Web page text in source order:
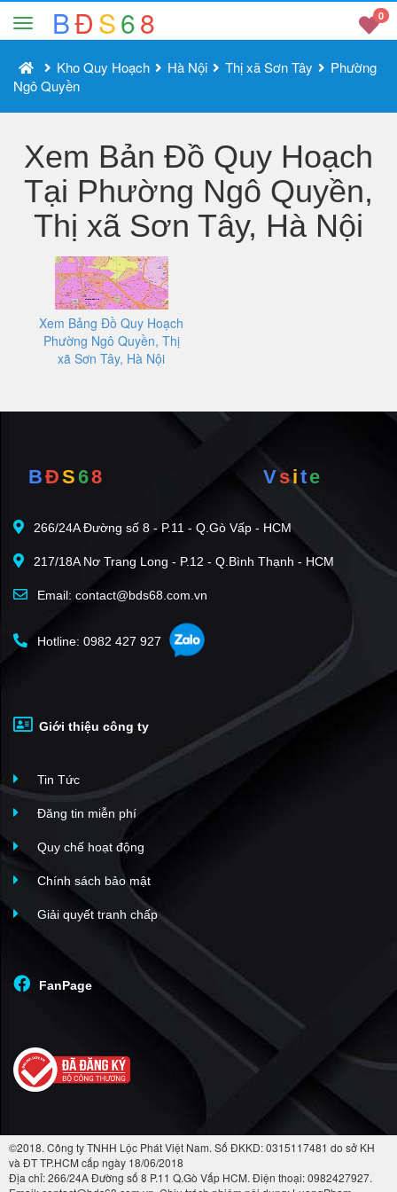
BĐS68 0
Kho Quy Hoạch Hà Nội Thị xã Sơn Tây
Phường
Ngô Quyền
Xem Bản Đồ Quy Hoạch
Tại Phường Ngô Quyền,
Thị xã Sơn Tây, Hà Nội
Xem Bảng Đồ Quy Hoạch
Phường Ngô Quyền, Thị
xã Sơn Tây, Hà Nội
BĐS68 Vsite
266/24A Đường số 8 - P.11 - Q.Gò Vấp - HCM
217/18A Nơ Trang Long - P.12 - Q.Bình Thạnh - HCM
Email: contact@bds68.com.vn
Hotline: 0982 427 927
Giới thiệu công ty
Tin Tức
Đăng tin miễn phí
Quy chế hoạt động
Chính sách bảo mật
Giải quyết tranh chấp
FanPage
©2018. Công ty TNHH Lộc Phát Việt Nam. Số ĐKKD: 0315117481 do sở KH
và ĐT TP.HCM cấp ngày 18/06/2018
Địa chỉ: 266/24A Đường số 8 P.11 Q.Gò Vấp HCM. Điện thoại: 0982427927.